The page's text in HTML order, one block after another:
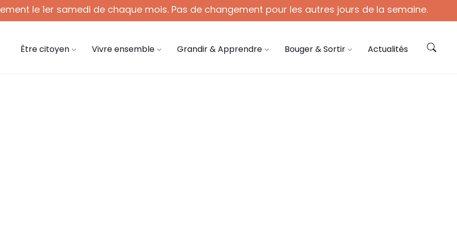
le 1er samedi de chaque mois. Pas de changement pour les autres jours de la semaine.
(1er sam. du mois)
Être citoyen Vivre ensemble Grandir & Apprendre Bouger & Sortir Actualités